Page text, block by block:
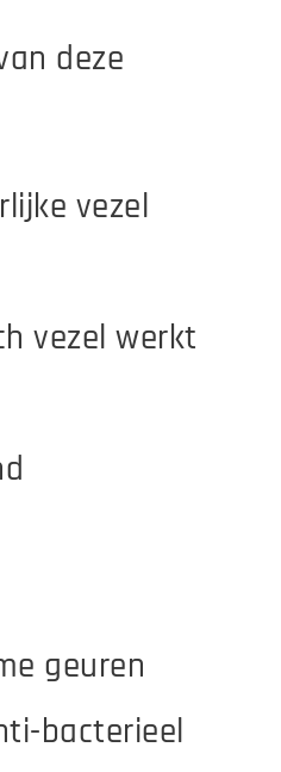
deze
vezel
vezel werkt
geuren
bacterieel